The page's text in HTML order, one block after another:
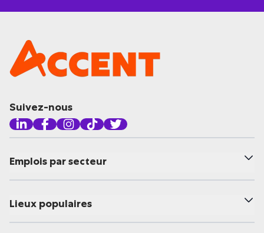
Suivez-nous
Emplois par secteur
Lieux populaires